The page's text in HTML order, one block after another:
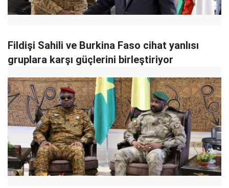
Fildişi Sahili ve Burkina Faso cihat yanlısı
gruplara karşı güçlerini birleştiriyor